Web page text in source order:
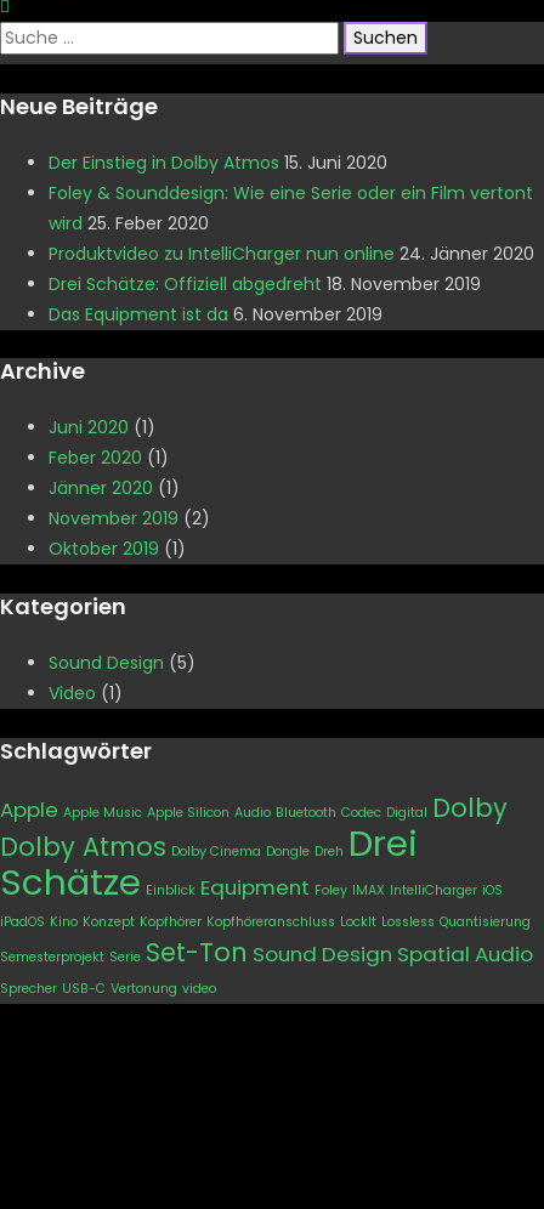
Suche
nach:
Neue Beiträge
Der Einstieg in Dolby Atmos 15. Juni 2020
Foley & Sounddesign: Wie eine Serie oder ein Film vertont
wird 25. Feber 2020
Produktvideo zu IntelliCharger nun online 24. Jänner 2020
Drei Schätze: Offiziell abgedreht 18. November 2019
Das Equipment ist da 6. November 2019
Archive
Juni 2020 (1)
Feber 2020 (1)
Jänner 2020 (1)
November 2019 (2)
Oktober 2019 (1)
Kategorien
Sound Design (5)
Video (1)
Schlagwörter
Apple Apple Music Apple Silicon Audio Bluetooth Codec Digital Dolby
Dolby Atmos Dolby Cinema Dongle Dreh Drei
Schätze Einblick Equipment Foley IMAX IntelliCharger iOS
iPadOS Kino Konzept Kopfhörer Kopfhöreranschluss LockIt Lossless Quantisierung
Semesterprojekt Serie Set-Ton Sound Design Spatial Audio
Sprecher USB-C Vertonung video